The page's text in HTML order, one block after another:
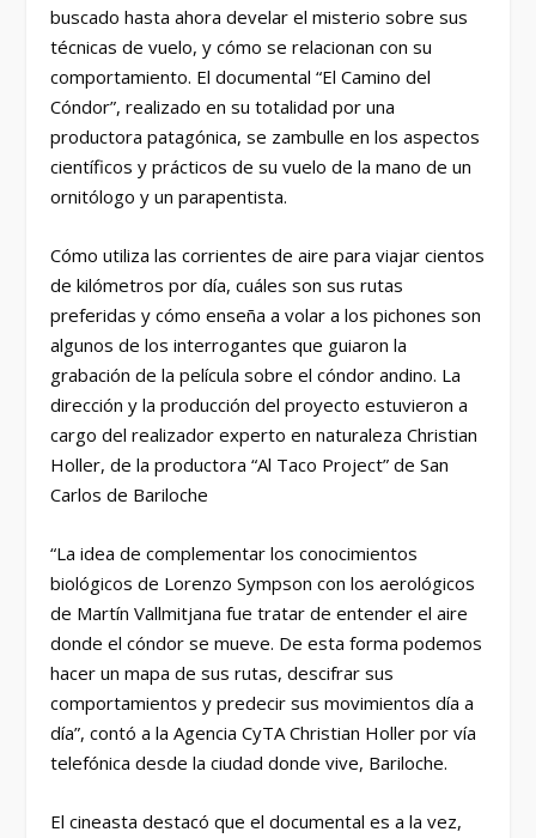
buscado hasta ahora develar el misterio sobre sus
técnicas de vuelo, y cómo se relacionan con su
comportamiento. El documental “El Camino del
Cóndor”, realizado en su totalidad por una
productora patagónica, se zambulle en los aspectos
científicos y prácticos de su vuelo de la mano de un
ornitólogo y un parapentista.
Cómo utiliza las corrientes de aire para viajar cientos
de kilómetros por día, cuáles son sus rutas
preferidas y cómo enseña a volar a los pichones son
algunos de los interrogantes que guiaron la
grabación de la película sobre el cóndor andino. La
dirección y la producción del proyecto estuvieron a
cargo del realizador experto en naturaleza Christian
Holler, de la productora “Al Taco Project” de San
Carlos de Bariloche
“La idea de complementar los conocimientos
biológicos de Lorenzo Sympson con los aerológicos
de Martín Vallmitjana fue tratar de entender el aire
donde el cóndor se mueve. De esta forma podemos
hacer un mapa de sus rutas, descifrar sus
comportamientos y predecir sus movimientos día a
día”, contó a la Agencia CyTA Christian Holler por vía
telefónica desde la ciudad donde vive, Bariloche.
El cineasta destacó que el documental es a la vez,